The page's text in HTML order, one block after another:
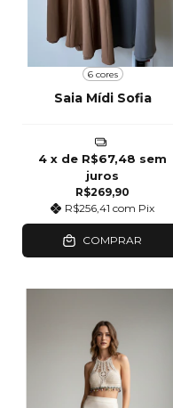
6 cores
Saia Mídi Sofia
R$269,90
R$256,41com Pix
4 x de R$67,48 sem
juros
COMPRAR